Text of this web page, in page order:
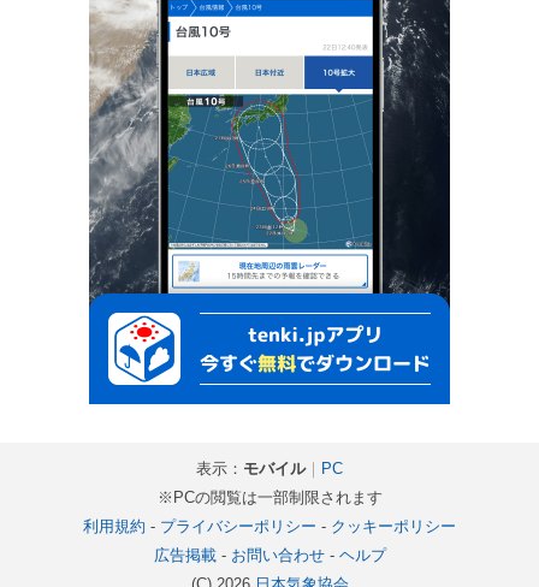
表示： モバイル｜ PC
※PCの閲覧は一部制限されます
利用規約 - プライバシーポリシー - クッキーポリシー
広告掲載- お問い合わせ- ヘルプ